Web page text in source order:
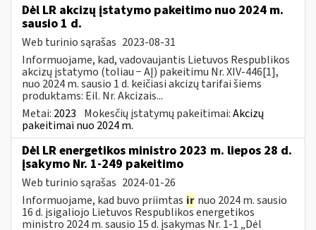
Dėl LR akcizų įstatymo pakeitimo nuo 2024 m.
sausio 1 d.
Web turinio sąrašas 2023-08-31
Informuojame, kad, vadovaujantis Lietuvos Respublikos
akcizų įstatymo (toliau − AĮ) pakeitimu Nr. XIV-446[1],
nuo 2024 m. sausio 1 d. keičiasi akcizų tarifai šiems
produktams: Eil. Nr. Akcizais...
Metai: 2023 Mokesčių įstatymų pakeitimai:Akcizų
pakeitimai nuo 2024 m.
Dėl LR energetikos ministro 2023 m. liepos 28 d.
įsakymo Nr. 1-249 pakeitimo
Web turinio sąrašas 2024-01-26
Informuojame, kad buvo priimtas ir nuo 2024 m. sausio
16 d. įsigaliojo Lietuvos Respublikos energetikos
ministro 2024 m. sausio 15 d. įsakymas Nr. 1-1 „Dėl